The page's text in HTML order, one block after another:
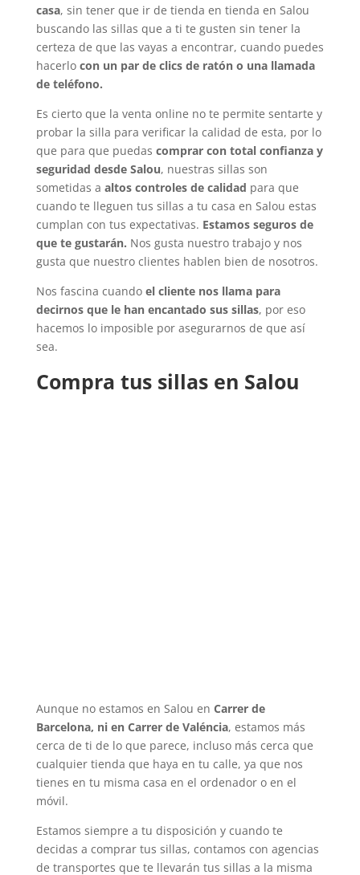
casa, sin tener que ir de tienda en tienda en Salou
buscando las sillas que a ti te gusten sin tener la
certeza de que las vayas a encontrar, cuando puedes
hacerlo con un par de clics de ratón o una llamada
de teléfono.
Es cierto que la venta online no te permite sentarte y
probar la silla para verificar la calidad de esta, por lo
que para que puedas comprar con total confianza y
seguridad desde Salou, nuestras sillas son
sometidas a altos controles de calidad para que
cuando te lleguen tus sillas a tu casa en Salou estas
cumplan con tus expectativas. Estamos seguros de
que te gustarán. Nos gusta nuestro trabajo y nos
gusta que nuestro clientes hablen bien de nosotros.
Nos fascina cuando el cliente nos llama para
decirnos que le han encantado sus sillas, por eso
hacemos lo imposible por asegurarnos de que así
sea.
Compra tus sillas en Salou
Aunque no estamos en Salou en Carrer de
Barcelona, ni en Carrer de Valéncia, estamos más
cerca de ti de lo que parece, incluso más cerca que
cualquier tienda que haya en tu calle, ya que nos
tienes en tu misma casa en el ordenador o en el
móvil.
Estamos siempre a tu disposición y cuando te
decidas a comprar tus sillas, contamos con agencias
de transportes que te llevarán tus sillas a la misma